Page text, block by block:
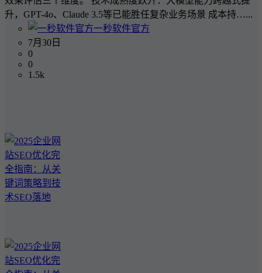
升，GPT-4o、Claude 3.5等已能胜任复杂业务场景 成本持…...
一秒软件官方
7月30日
0
0
1.5k